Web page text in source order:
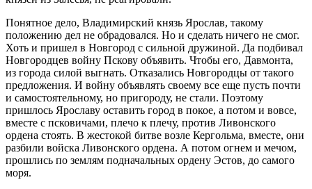
Понятное дело, Владимирский князь Ярослав, такому
положению дел не обрадовался. Но и сделать ничего не смог.
Хоть и пришел в Новгород с сильной дружиной. Да подбивал
Новгородцев войну Пскову объявить. Чтобы его, Давмонта,
из города силой выгнать. Отказались Новгородцы от такого
предложения. И войну объявлять своему все еще пусть почти
и самостоятельному, но пригороду, не стали. Поэтому
пришлось Ярославу оставить город в покое, а потом и вовсе,
вместе с псковичами, плечо к плечу, против Ливонского
ордена стоять. В жестокой битве возле Кергольма, вместе, они
разбили войска Ливонского ордена. А потом огнем и мечом,
прошлись по землям подначальных ордену Эстов, до самого
моря.